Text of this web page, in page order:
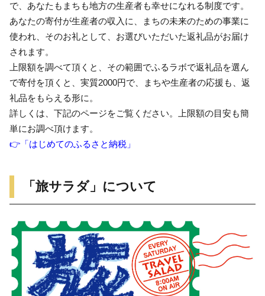
で、あなたもまちも地方の生産者も幸せになれる制度です。
あなたの寄付が生産者の収入に、まちの未来のための事業に
使われ、そのお礼として、お選びいただいた返礼品がお届け
されます。
上限額を調べて頂くと、その範囲でふるラボで返礼品を選ん
で寄付を頂くと、実質2000円で、まちや生産者の応援も、返
礼品をもらえる形に。
詳しくは、下記のページをご覧ください。上限額の目安も簡
単にお調べ頂けます。
👉「はじめてのふるさと納税」
「旅サラダ」について